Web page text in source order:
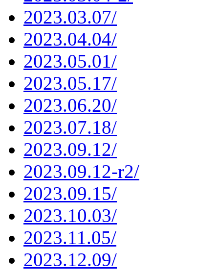
2023.03.07/
2023.04.04/
2023.05.01/
2023.05.17/
2023.06.20/
2023.07.18/
2023.09.12/
2023.09.12-r2/
2023.09.15/
2023.10.03/
2023.11.05/
2023.12.09/